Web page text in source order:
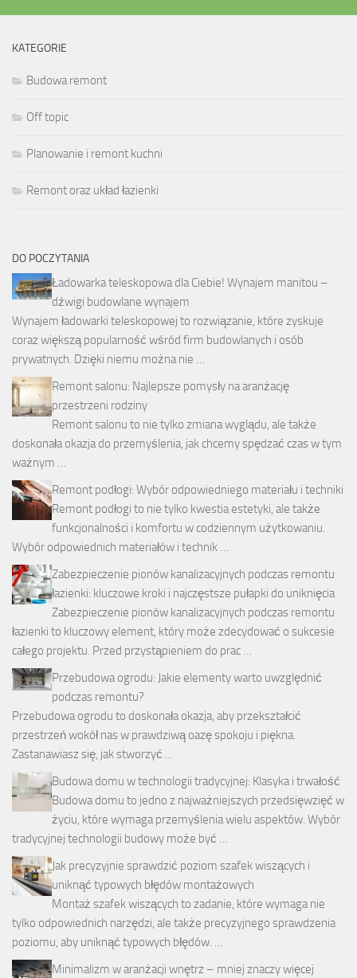
KATEGORIE
Budowa remont
Off topic
Planowanie i remont kuchni
Remont oraz układ łazienki
DO POCZYTANIA
Ładowarka teleskopowa dla Ciebie! Wynajem manitou –
dźwigi budowlane wynajem
Wynajem ładowarki teleskopowej to rozwiązanie, które zyskuje
coraz większą popularność wśród firm budowlanych i osób
prywatnych. Dzięki niemu można nie …
Remont salonu: Najlepsze pomysły na aranżację
przestrzeni rodziny
Remont salonu to nie tylko zmiana wyglądu, ale także
doskonała okazja do przemyślenia, jak chcemy spędzać czas w tym
ważnym …
Remont podłogi: Wybór odpowiedniego materiału i techniki
Remont podłogi to nie tylko kwestia estetyki, ale także
funkcjonalności i komfortu w codziennym użytkowaniu.
Wybór odpowiednich materiałów i technik …
Zabezpieczenie pionów kanalizacyjnych podczas remontu
łazienki: kluczowe kroki i najczęstsze pułapki do uniknięcia
Zabezpieczenie pionów kanalizacyjnych podczas remontu
łazienki to kluczowy element, który może zdecydować o sukcesie
całego projektu. Przed przystąpieniem do prac …
Przebudowa ogrodu: Jakie elementy warto uwzględnić
podczas remontu?
Przebudowa ogrodu to doskonała okazja, aby przekształcić
przestrzeń wokół nas w prawdziwą oazę spokoju i piękna.
Zastanawiasz się, jak stworzyć …
Budowa domu w technologii tradycyjnej: Klasyka i trwałość
Budowa domu to jedno z najważniejszych przedsięwzięć w
życiu, które wymaga przemyślenia wielu aspektów. Wybór
tradycyjnej technologii budowy może być …
Jak precyzyjnie sprawdzić poziom szafek wiszących i
uniknąć typowych błędów montażowych
Montaż szafek wiszących to zadanie, które wymaga nie
tylko odpowiednich narzędzi, ale także precyzyjnego sprawdzenia
poziomu, aby uniknąć typowych błędów. …
Minimalizm w aranżacji wnętrz – mniej znaczy więcej